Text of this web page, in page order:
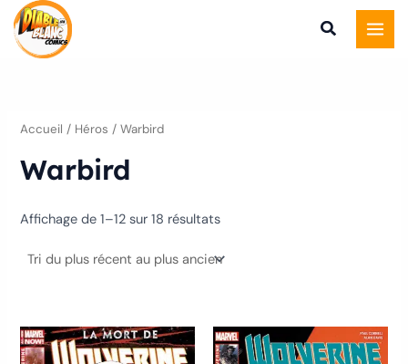
Aller
contenu
Accueil / Héros / Warbird
Warbird
Affichage de 1–12 sur 18 résultats